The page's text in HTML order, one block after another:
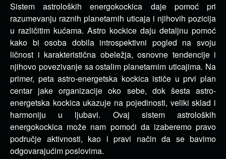
Sistem astroloških energokockica daje pomoć pri
razumevanju raznih planetarnih uticaja i njihovih pozicija
u različitim kućama. Astro kockice daju detaljnu pomoć
kako bi osoba dobila introspektivni pogled na svoju
ličnost i karakteristična obeležja, osnovne tendencije i
njihovo povezivanje sa ostalim planetarnim uticajima. Na
primer, peta astro-energetska kockica ističe u prvi plan
centar jake organizacije oko sebe, dok šesta astro-
energetska kockica ukazuje na pojedinosti, veliki sklad i
harmoniju u ljubavi. Ovaj sistem astroloških
energokockica može nam pomoći da izaberemo pravo
područje aktivnosti, kao i pravi način da se bavimo
odgovarajućim poslovima.